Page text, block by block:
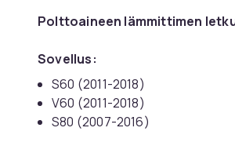
Polttoaineen lämmittimen letku
Sovellus:
S60 (2011-2018)
V60 (2011-2018)
S80 (2007-2016)